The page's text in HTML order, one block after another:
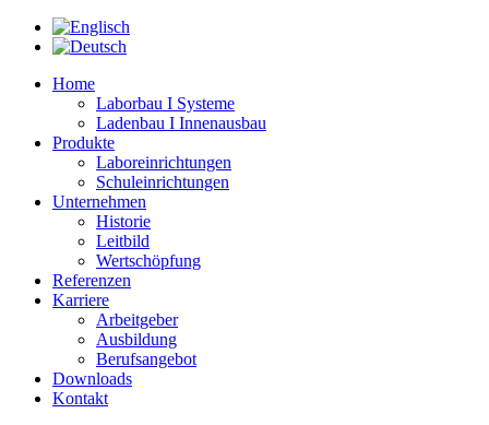
Zum
Inhalt
Home
Laborbau I Systeme
Ladenbau I Innenausbau
Produkte
Laboreinrichtungen
Schuleinrichtungen
Unternehmen
Historie
Leitbild
Wertschöpfung
Referenzen
Karriere
Arbeitgeber
Ausbildung
Berufsangebot
Downloads
Kontakt